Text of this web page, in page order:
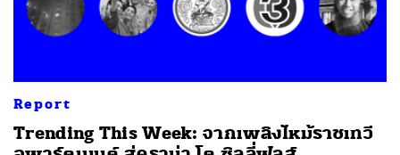
Report
Trending This Week: จากเพลิงไหม้ราชเทวี